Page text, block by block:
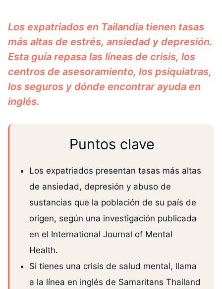
Los expatriados en Tailandia tienen tasas
más altas de estrés, ansiedad y depresión.
Esta guía repasa las líneas de crisis, los
centros de asesoramiento, los psiquiatras,
los seguros y dónde encontrar ayuda en
inglés.
Puntos clave
Los expatriados presentan tasas más altas
de ansiedad, depresión y abuso de
sustancias que la población de su país de
origen, según una investigación publicada
en el International Journal of Mental
Health.
Si tienes una crisis de salud mental, llama
a la línea en inglés de Samaritans Thailand